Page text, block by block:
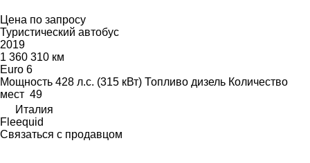
Цена по запросу
Туристический автобус
2019
1 360 310 км
Euro 6
Мощность 428 л.с. (315 кВт) Топливо дизель Количество
мест 49
Италия
Fleequid
Связаться с продавцом